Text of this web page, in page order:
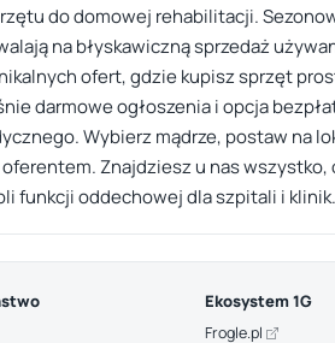
do domowej rehabilitacji.
na błyskawiczną sprzedaż
ofert, gdzie kupisz sprzęt
darmowe ogłoszenia i opcja
Wybierz mądrze, postaw na
Znajdziesz u nas wszystko,
funkcji oddechowej dla szpitali i klinik.
Ekosystem 1G
Frogle.pl